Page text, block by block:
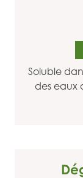
Soluble
des eaux